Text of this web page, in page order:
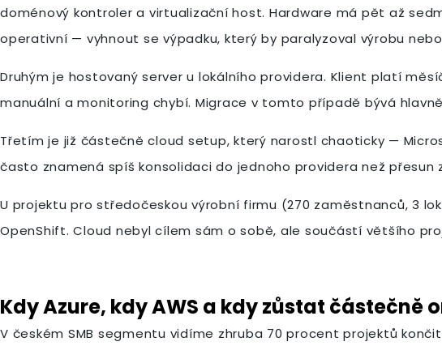
doménový kontroler a virtualizační host. Hardware má pět až
operativní — vyhnout se výpadku, který by paralyzoval výrobu
Druhým je hostovaný server u lokálního providera. Klient platí
manuální a monitoring chybí. Migrace v tomto případě bývá
Třetím je již částečně cloud setup, který narostl chaoticky —
často znamená spíš konsolidaci do jednoho providera než přesun
U projektu pro středočeskou výrobní firmu (270 zaměstnanců, 3
OpenShift. Cloud nebyl cílem sám o sobě, ale součástí většího
Kdy Azure, kdy AWS a kdy zůstat částečně
V českém SMB segmentu vidíme zhruba 70 procent projektů